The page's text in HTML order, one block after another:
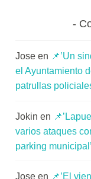
Jose en 📌’Un
el Ayuntamiento
patrullas
Jokin en
varios ataques
parking municipal’
Jose en 📌’El